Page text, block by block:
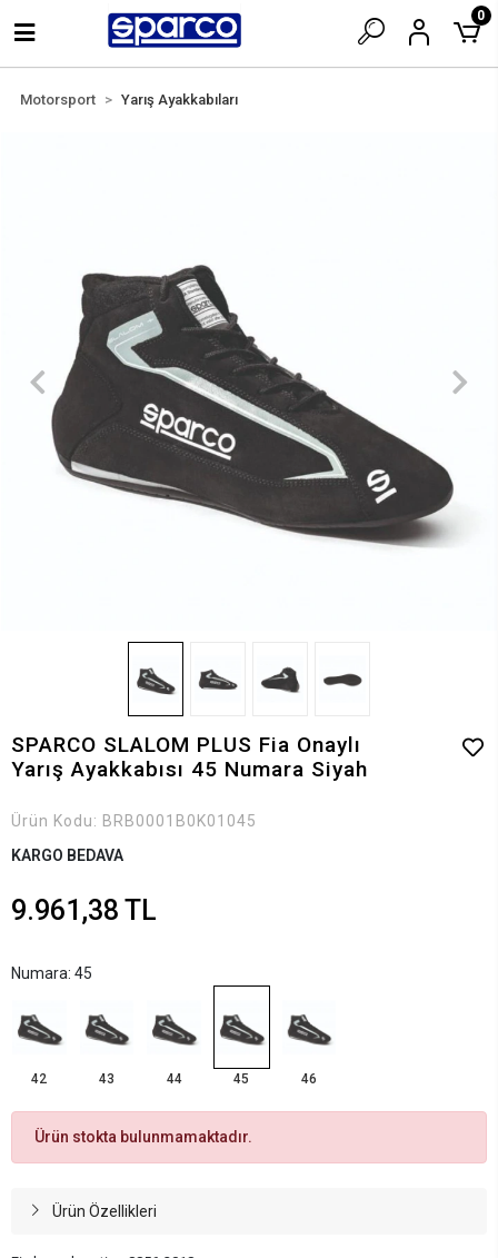
0
Motorsport Yarış Ayakkabıları
SPARCO SLALOM PLUS Fia Onaylı
Yarış Ayakkabısı 45 Numara Siyah
Ürün Kodu: BRB0001B0K01045
KARGO BEDAVA
9.961,38 TL
Numara: 45
42 43 44 45 46
Ürün stokta bulunmamaktadır.
Ürün Özellikleri